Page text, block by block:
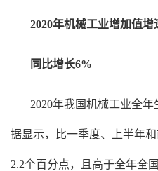
2020年机械工业增加值增
同比增长6%
2020年我国机械工业全
据显示，比一季度、上半年
2.2个百分点，且高于全年全